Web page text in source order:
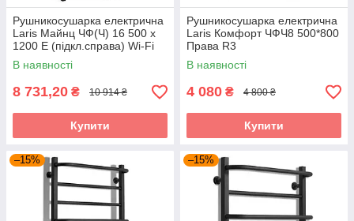
Pушникосушарка електрична
Laris Майнц ЧФ(Ч) 16 500 х
1200 Е (підкл.справа) Wi-Fi
В наявності
8 731,20 ₴ 10 914 ₴
Купити
Рушникосушарка електрична
Laris Комфорт ЧФЧ8 500*800
Права R3
В наявності
4 080 ₴ 4 800 ₴
Купити
–15% –15%